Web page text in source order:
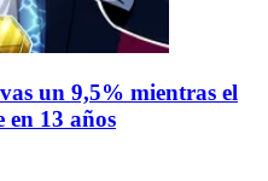
un 9,5% mientras el
en 13 años